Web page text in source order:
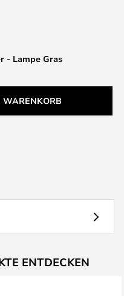
- Lampe Gras
WARENKORB
ENTDECKEN